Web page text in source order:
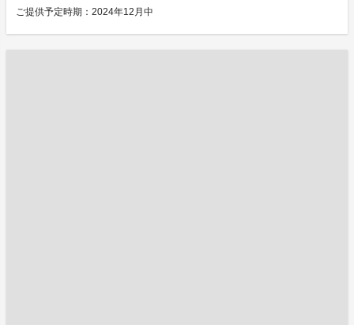
ご提供予定時期：2024年12月中